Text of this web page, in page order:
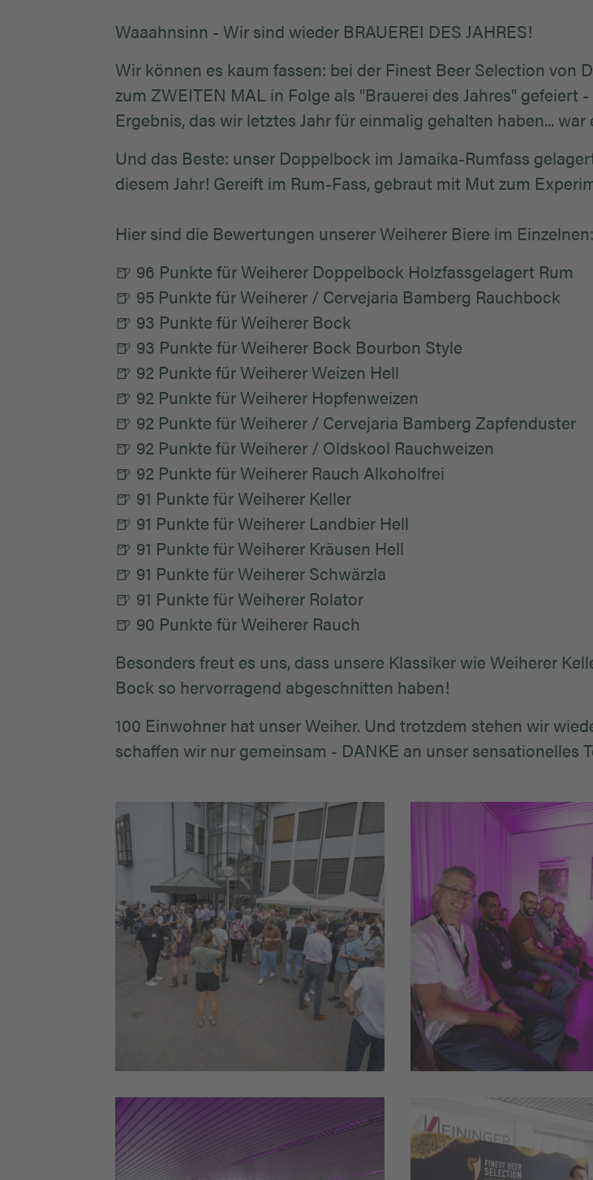
Waaahnsinn - Wir sind wieder BRAUEREI DES JAHRES!
Wir können es kaum fassen: bei der Finest Beer Selection von
zum ZWEITEN MAL in Folge als "Brauerei des Jahres"
Ergebnis, das wir letztes Jahr für einmalig gehalten haben... war
Und das Beste: unser Doppelbock im Jamaika-Rumfass
diesem Jahr! Gereift im Rum-Fass, gebraut mit Mut zum
Hier sind die Bewertungen unserer Weiherer Biere im Einzelnen:
🍺 96 Punkte für Weiherer Doppelbock Holzfassgelagert Rum
🍺 95 Punkte für Weiherer / Cervejaria Bamberg Rauchbock
🍺 93 Punkte für Weiherer Bock
🍺 93 Punkte für Weiherer Bock Bourbon Style
🍺 92 Punkte für Weiherer Weizen Hell
🍺 92 Punkte für Weiherer Hopfenweizen
🍺 92 Punkte für Weiherer / Cervejaria Bamberg Zapfenduster
🍺 92 Punkte für Weiherer / Oldskool Rauchweizen
🍺 92 Punkte für Weiherer Rauch Alkoholfrei
🍺 91 Punkte für Weiherer Keller
🍺 91 Punkte für Weiherer Landbier Hell
🍺 91 Punkte für Weiherer Kräusen Hell
🍺 91 Punkte für Weiherer Schwärzla
🍺 91 Punkte für Weiherer Rolator
🍺 90 Punkte für Weiherer Rauch
Besonders freut es uns, dass unsere Klassiker wie Weiherer
Bock so hervorragend abgeschnitten haben!
100 Einwohner hat unser Weiher. Und trotzdem stehen wir
schaffen wir nur gemeinsam - DANKE an unser sensationelles